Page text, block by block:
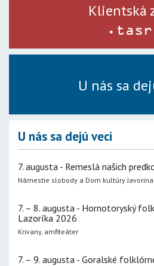
Klientská
U nás sa
U nás sa dejú veci
7. augusta - Remeslá našich
Námestie slobody a Dom kultúry Javorina
7. – 8. augusta - Hornotoryský
Lazoríka 2026
Krivany, amfiteáter
7. – 9. augusta - Goralské